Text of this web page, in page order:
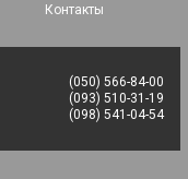
Контакты
(050) 566-84-00
(093) 510-31-19
(098) 541-04-54